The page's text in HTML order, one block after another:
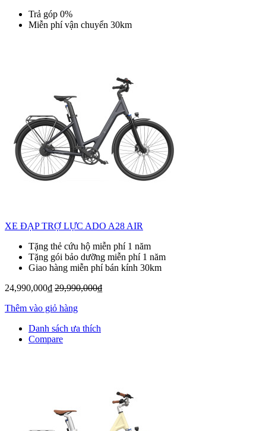
Trả góp 0%
Miễn phí vận chuyển 30km
XE ĐẠP TRỢ LỰC ADO A28 AIR
Tặng thẻ cứu hộ miễn phí 1 năm
Tặng gói bảo dưỡng miễn phí 1 năm
Giao hàng miễn phí bán kính 30km
24,990,000₫ 29,990,000₫
Thêm vào giỏ hàng
Danh sách ưa thích
Compare